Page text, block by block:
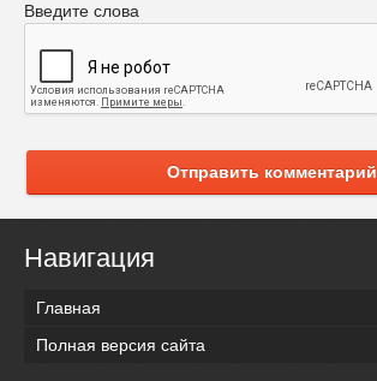
Введите слова
Отправить комментарий
Навигация
Главная
Полная версия сайта